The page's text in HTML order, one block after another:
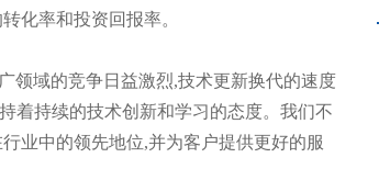
化率和投资回报率。
领域的竞争日益激烈,技术更新换代的速度
着持续的技术创新和学习的态度。我们不
业中的领先地位,并为客户提供更好的服